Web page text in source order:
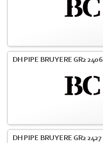
DH PIPE BRUYERE GR2 2406
DH PIPE BRUYERE GR2 2427